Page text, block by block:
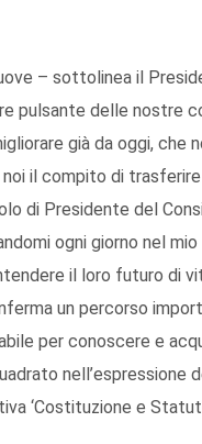
– sottolinea il
pulsante delle nostre
già da oggi, che
il compito di
di Presidente del
ogni giorno nel
il loro futuro di
un percorso
per conoscere e
nell’espressione
‘Costituzione e